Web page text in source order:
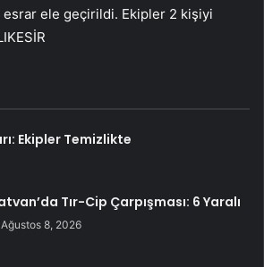
esrar ele geçirildi. Ekipler 2 kişiyi
Ekipler Temizlikte
Tır-Cip Çarpışması: 6 Yaralı
Ağustos 8, 2026